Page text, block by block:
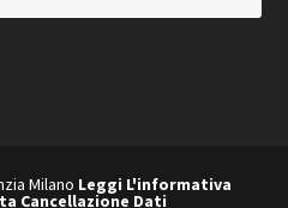
Milano Leggi L'informativa
Cancellazione Dati